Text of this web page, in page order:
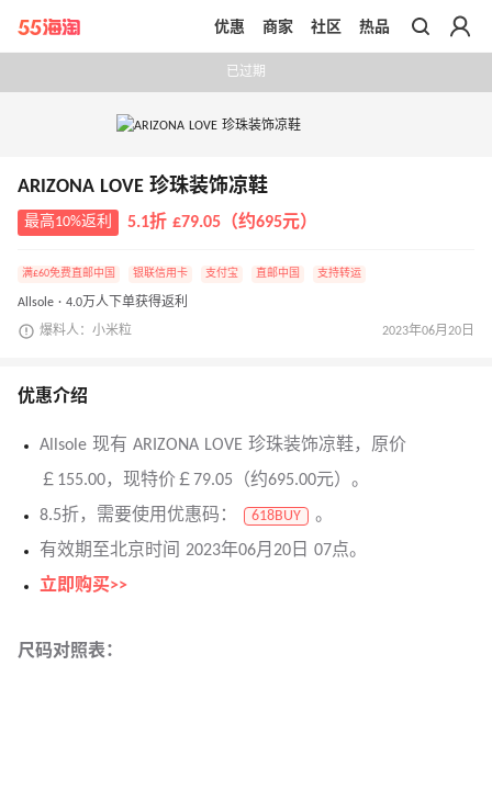
带你去官网买正品
优惠 商家 社区 热品
已过期
ARIZONA LOVE 珍珠装饰凉鞋
最高10%返利 5.1折 £79.05（约695元）
满£60免费直邮中国 银联信用卡 支付宝 直邮中国 支持转运
Allsole · 4.0万人下单获得返利
爆料人：小米粒 2023年06月20日
优惠介绍
Allsole 现有 ARIZONA LOVE 珍珠装饰凉鞋，原价
￡155.00，现特价￡79.05（约695.00元）。
8.5折，需要使用优惠码：
618BUY
。
有效期至北京时间 2023年06月20日 07点。
立即购买>>
尺码对照表：